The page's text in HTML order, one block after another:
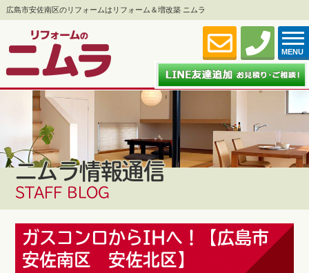
広島市安佐南区のリフォームはリフォーム＆増改築 ニムラ
MENU
ニムラ情報通信
STAFF BLOG
ガスコンロからIHへ！【広島市
安佐南区 安佐北区】